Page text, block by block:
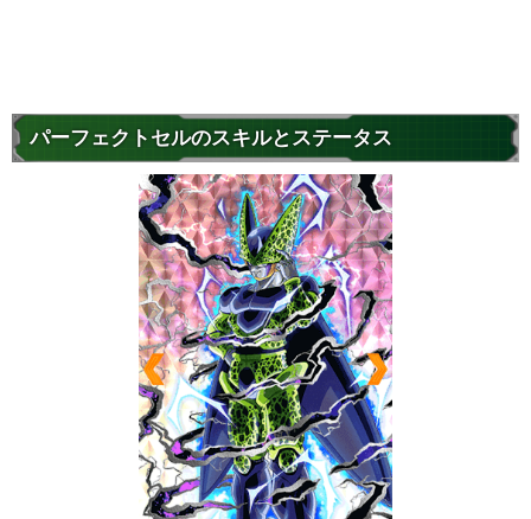
パーフェクトセルのスキルとステータス